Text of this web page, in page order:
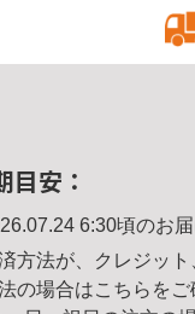
目安：
6:30頃のお届
方法が、クレジッ
の場合はこちら をご